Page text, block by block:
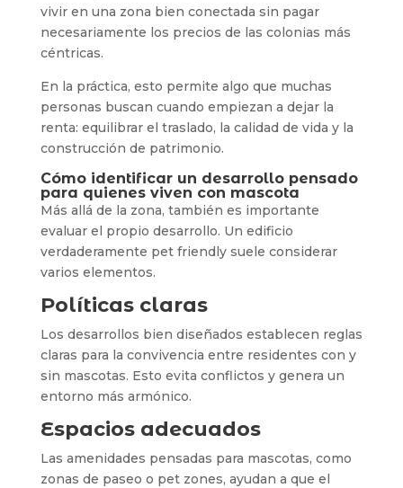
vivir en una zona bien conectada sin pagar
necesariamente los precios de las colonias más
céntricas.
En la práctica, esto permite algo que muchas
personas buscan cuando empiezan a dejar la
renta: equilibrar el traslado, la calidad de vida y la
construcción de patrimonio.
Cómo identificar un desarrollo pensado
para quienes viven con mascota
Más allá de la zona, también es importante
evaluar el propio desarrollo. Un edificio
verdaderamente pet friendly suele considerar
varios elementos.
Políticas claras
Los desarrollos bien diseñados establecen reglas
claras para la convivencia entre residentes con y
sin mascotas. Esto evita conflictos y genera un
entorno más armónico.
Espacios adecuados
Las amenidades pensadas para mascotas, como
zonas de paseo o pet zones, ayudan a que el